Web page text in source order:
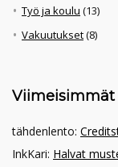
Työ ja koulu (13)
Vakuutukset(8)
tähdenlento:
InkKari: Halvat